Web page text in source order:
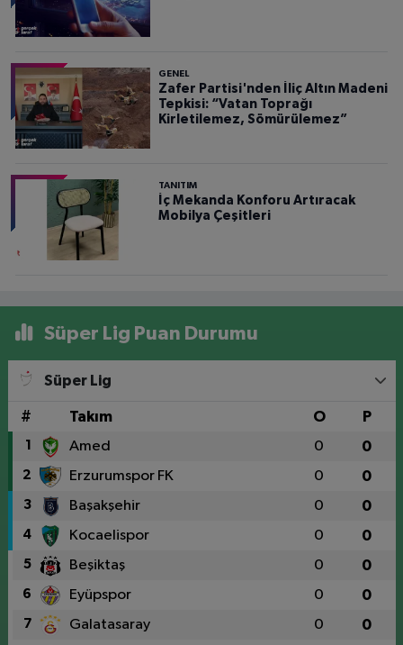
GENEL
Zafer Partisi'nden İliç Altın Madeni
Tepkisi: “Vatan Toprağı
Kirletilemez, Sömürülemez”
TANITIM
İç Mekanda Konforu Artıracak
Mobilya Çeşitleri
Süper Lig Puan Durumu
Süper Lig
# Takım O P
1 Amed 0 0
2 Erzurumspor FK 0 0
3 Başakşehir 0 0
4 Kocaelispor 0 0
5 Beşiktaş 0 0
6 Eyüpspor 0 0
7 Galatasaray 0 0